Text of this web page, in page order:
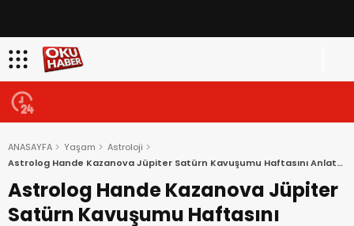
ANASAYFA Yaşam
Astroloji
Astrolog Hande Kazanova Jüpiter Satürn Kavuşumu Haftasını Anlattı
| Hangi Burç Nasıl Etkilenecek | 21-27 Aralık Haftası Burç Yorumları
Astrolog Hande Kazanova Jüpiter
Satürn Kavuşumu Haftasını